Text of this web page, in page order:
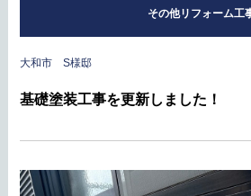
その他リフォーム工
大和市 S様邸
基礎塗装工事を更新しました！